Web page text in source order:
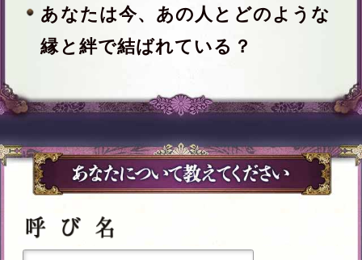
一部使用できない文字がございます。
※必須